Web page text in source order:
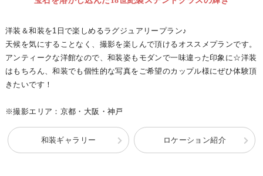
洋装＆和装を1日で楽しめるラグジュアリープラン♪
天候を気にすることなく、撮影を楽しんで頂けるオススメプランです。
アンティークな洋館なので、和装姿もモダンで一味違った印象に☆洋装
はもちろん、和装でも個性的な写真をご希望のカップル様にぜひ体験頂
きたいです！
※撮影エリア：京都・大阪・神戸
和装ギャラリー ロケーション紹介